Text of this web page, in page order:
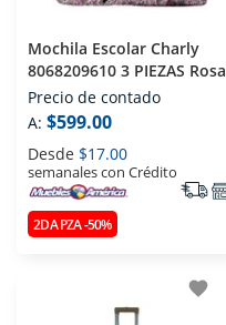
Mochila Escolar Charly
8068209610 3 PIEZAS Rosa
Precio de contado
A: $599.00
Desde $17.00
semanales con Crédito
2DA PZA -50%
favorite